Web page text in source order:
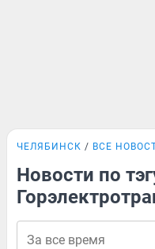
ЧЕЛЯБИНСК ВСЕ
Новости по